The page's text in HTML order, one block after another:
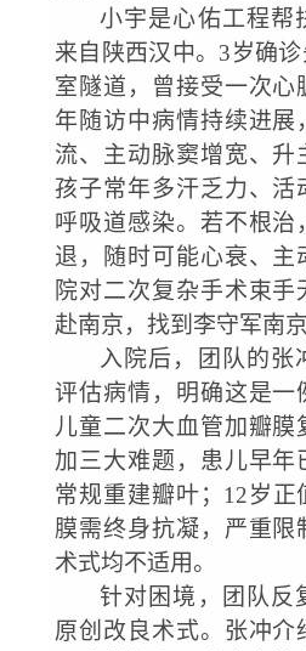
小宇是心佑工程帮
来自陕西汉中。 3岁确
室隧道，曾接受一次心
年随访中病情持续进展
流、主动脉窦增宽、升
孩子常年多汗乏力、活
呼吸道感染。若不根治
退，随时可能心衰、主
院对二次复杂手术束
赴南京，找到李守军南
入院后，团队的张
评估病情，明确这是一
儿童二次大血管加瓣膜
加三大难题，患儿早年
常规重建瓣叶； 12岁正
膜需终身抗凝，严重限
术式均不适用。
针对困境，团队反
原创改良术式。张冲介